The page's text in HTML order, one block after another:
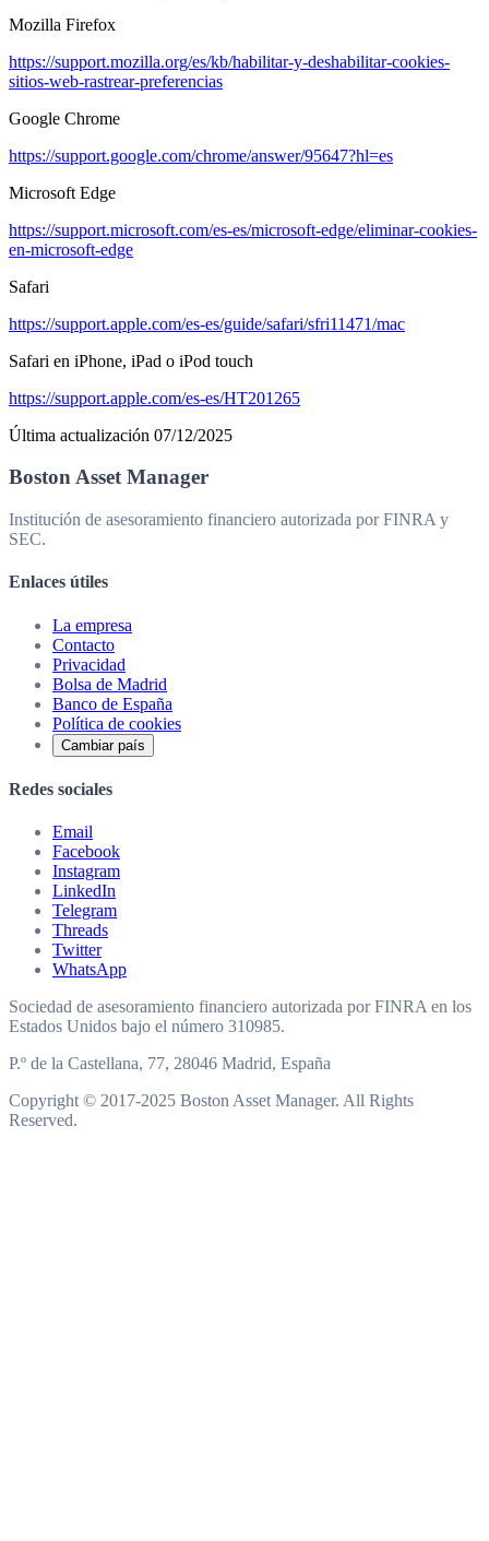
Mozilla Firefox
https://support.mozilla.org/es/kb/habilitar-y-deshabilitar-cookies-
sitios-web-rastrear-preferencias
Google Chrome
https://support.google.com/chrome/answer/95647?hl=es
Microsoft Edge
https://support.microsoft.com/es-es/microsoft-edge/eliminar-cookies-
en-microsoft-edge
Safari
https://support.apple.com/es-es/guide/safari/sfri11471/mac
Safari en iPhone, iPad o iPod touch
https://support.apple.com/es-es/HT201265
Última actualización 07/12/2025
Boston Asset Manager
Institución de asesoramiento financiero autorizada por FINRA y
SEC.
Enlaces útiles
La empresa
Contacto
Privacidad
Bolsa de Madrid
Banco de España
Política de cookies
Cambiar país
Redes sociales
Email
Facebook
Instagram
LinkedIn
Telegram
Threads
Twitter
WhatsApp
Sociedad de asesoramiento financiero autorizada por FINRA en los
Estados Unidos bajo el número 310985.
P.º de la Castellana, 77, 28046 Madrid, España
Copyright © 2017-2025 Boston Asset Manager. All Rights
Reserved.